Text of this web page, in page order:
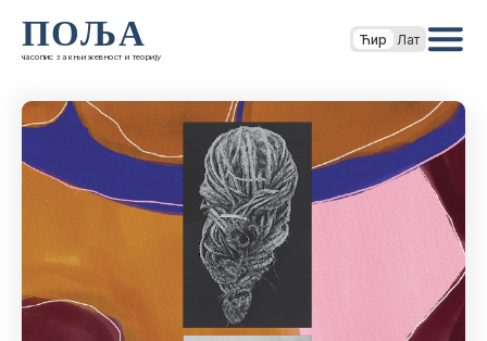
ПОЉА
часопис за књижевност и теорију
Ћир Лат